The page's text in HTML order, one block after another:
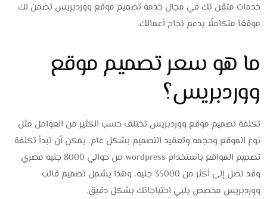
خدمات متقن تك في مجال خدمة تصميم موقع ووردبريس تضمن لك
موقعًا متكاملًا يدعم نجاح أعمالك.
ما هو سعر تصميم موقع
ووردبريس؟
تكلفة تصميم موقع ووردبريس تختلف حسب الكثير من العوامل مثل
نوع الموقع وحجمه وتعقيد التصميم بشكل عام، يمكن أن تبدأ تكلفة
تصميم المواقع باستخدام wordpress من حوالي 8000 جنيه مصري
وقد تصل إلى أكثر من 35000 جنيه، وهذا يشمل تصميم قالب
ووردبريس مخصص يلبي احتياجاتك بشكل دقيق.